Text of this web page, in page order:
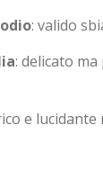
: valido
: delicato
e lucidante